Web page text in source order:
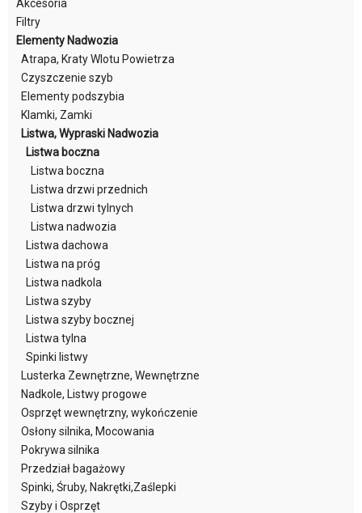
Akcesoria
Filtry
Elementy Nadwozia
Atrapa, Kraty Wlotu Powietrza
Czyszczenie szyb
Elementy podszybia
Klamki, Zamki
Listwa, Wypraski Nadwozia
Listwa boczna
Listwa boczna
Listwa drzwi przednich
Listwa drzwi tylnych
Listwa nadwozia
Listwa dachowa
Listwa na próg
Listwa nadkola
Listwa szyby
Listwa szyby bocznej
Listwa tylna
Spinki listwy
Lusterka Zewnętrzne, Wewnętrzne
Nadkole, Listwy progowe
Osprzęt wewnętrzny, wykończenie
Osłony silnika, Mocowania
Pokrywa silnika
Przedział bagażowy
Spinki, Śruby, Nakrętki,Zaślepki
Szyby i Osprzęt